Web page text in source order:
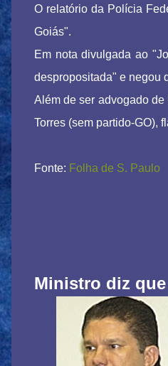
O relatório da Polícia
Goiás".
Em nota divulgada ao
despropositada" e negou
Além de ser advogado
Torres (sem partido-GO),
Fonte: Folha de S. Paulo
Ministro diz